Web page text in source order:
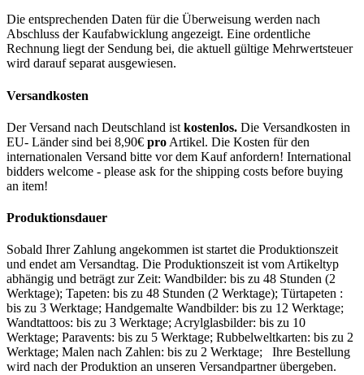
Die entsprechenden Daten für die Überweisung werden nach
Abschluss der Kaufabwicklung angezeigt. Eine ordentliche
Rechnung liegt der Sendung bei, die aktuell gültige Mehrwertsteuer
wird darauf separat ausgewiesen.
Versandkosten
Der Versand nach Deutschland ist kostenlos. Die Versandkosten in
EU- Länder sind bei 8,90€ pro Artikel. Die Kosten für den
internationalen Versand bitte vor dem Kauf anfordern! International
bidders welcome - please ask for the shipping costs before buying
an item!
Produktionsdauer
Sobald Ihrer Zahlung angekommen ist startet die Produktionszeit
und endet am Versandtag. Die Produktionszeit ist vom Artikeltyp
abhängig und beträgt zur Zeit: Wandbilder: bis zu 48 Stunden (2
Werktage); Tapeten: bis zu 48 Stunden (2 Werktage); Türtapeten :
bis zu 3 Werktage; Handgemalte Wandbilder: bis zu 12 Werktage;
Wandtattoos: bis zu 3 Werktage; Acrylglasbilder: bis zu 10
Werktage; Paravents: bis zu 5 Werktage; Rubbelweltkarten: bis zu 2
Werktage; Malen nach Zahlen: bis zu 2 Werktage; Ihre Bestellung
wird nach der Produktion an unseren Versandpartner übergeben.